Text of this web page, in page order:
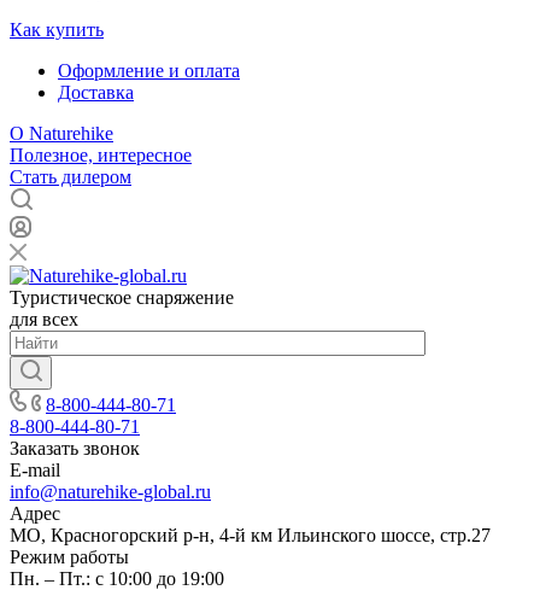
Как купить
Оформление и оплата
Доставка
О Naturehike
Полезное, интересное
Стать дилером
Туристическое снаряжение
для всех
8-800-444-80-71
8-800-444-80-71
Заказать звонок
E-mail
info@naturehike-global.ru
Адрес
МО, Красногорский р-н, 4-й км Ильинского шоссе, стр.27
Режим работы
Пн. – Пт.: с 10:00 до 19:00